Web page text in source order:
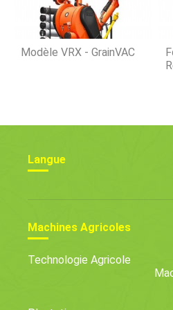
Modèle VRX - GrainVAC
Langue
Machines Agricoles
Technologie Agricole